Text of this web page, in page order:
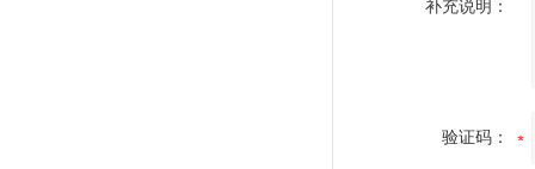
补充说明：
验证码：